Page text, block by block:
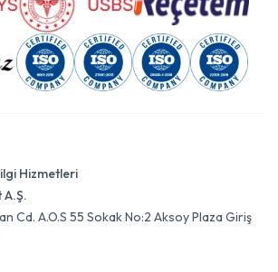
Hizmetleri
Cd. A.O.S 55 Sokak No:2 Aksoy Plaza Giriş